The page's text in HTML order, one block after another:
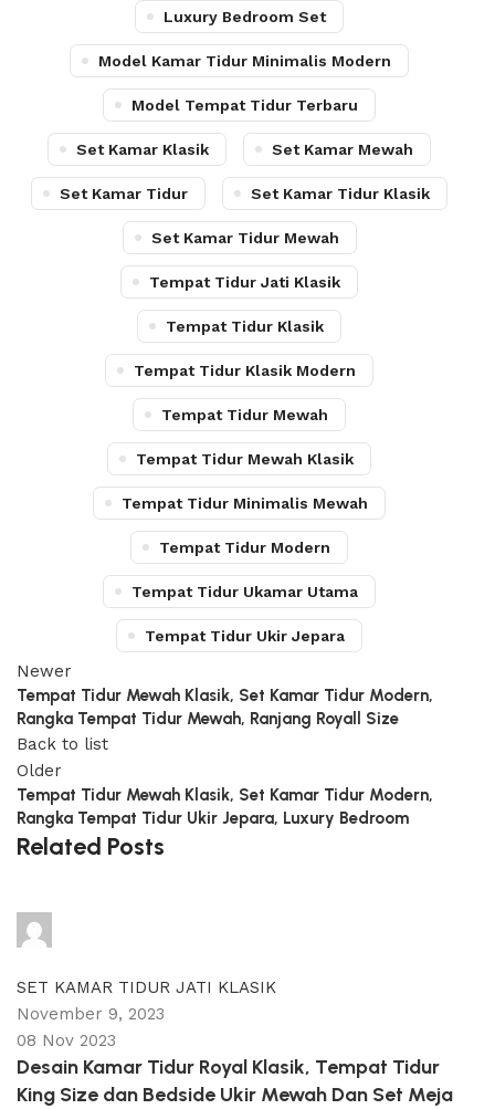
Luxury Bedroom Set
Model Kamar Tidur Minimalis Modern
Model Tempat Tidur Terbaru
Set Kamar Klasik Set Kamar Mewah
Set Kamar Tidur Set Kamar Tidur Klasik
Set Kamar Tidur Mewah
Tempat Tidur Jati Klasik
Tempat Tidur Klasik
Tempat Tidur Klasik Modern
Tempat Tidur Mewah
Tempat Tidur Mewah Klasik
Tempat Tidur Minimalis Mewah
Tempat Tidur Modern
Tempat Tidur Ukamar Utama
Tempat Tidur Ukir Jepara
Newer
Tempat Tidur Mewah Klasik, Set Kamar Tidur Modern,
Rangka Tempat Tidur Mewah, Ranjang Royall Size
Back to list
Older
Tempat Tidur Mewah Klasik, Set Kamar Tidur Modern,
Rangka Tempat Tidur Ukir Jepara, Luxury Bedroom
Related Posts
SET KAMAR TIDUR JATI KLASIK
November 9, 2023
08 Nov 2023
Desain Kamar Tidur Royal Klasik, Tempat Tidur
King Size dan Bedside Ukir Mewah Dan Set Meja